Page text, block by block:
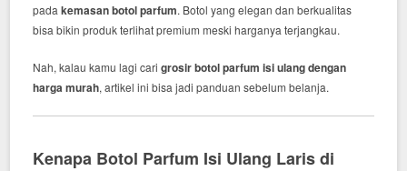
padakemasan botol parfum. Botol yang elegan dan berkualitas
bisa bikin produk terlihat premium meski harganya terjangkau.
Nah, kalau kamu lagi carigrosir botol parfum isi ulang dengan
harga murah, artikel ini bisa jadi panduan sebelum belanja.
Kenapa Botol Parfum Isi Ulang Laris di